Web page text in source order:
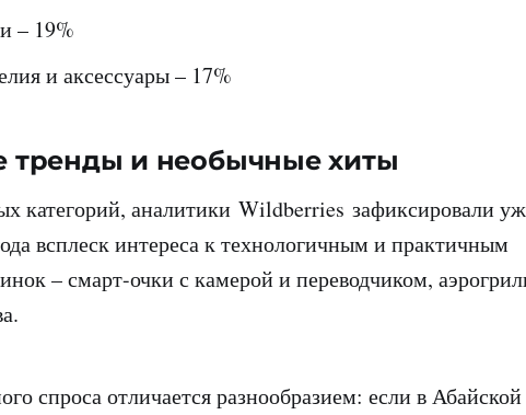
– 19%
и аксессуары – 17%
тренды и необычные хиты
категорий, аналитики Wildberries зафиксировали
всплеск интереса к технологичным и практичным
– смарт-очки с камерой и переводчиком,
спроса отличается разнообразием: если в Абайской